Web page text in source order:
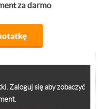
za darmo
Zaloguj się aby zobaczyć